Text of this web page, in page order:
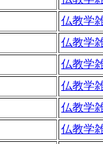
仏教学
仏教学
仏教学
仏教学
仏教学
仏教学